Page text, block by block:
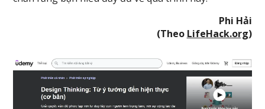
Phi Hải
(Theo LifeHack.org)